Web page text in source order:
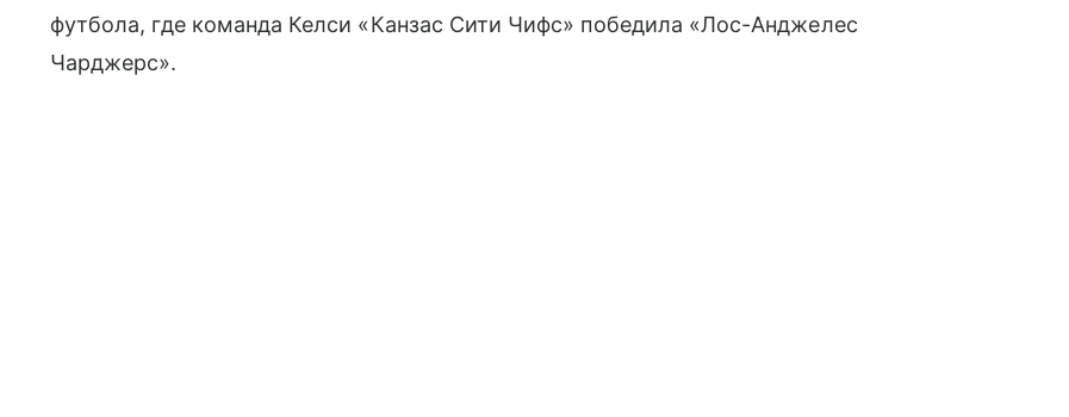
футбола, где команда Келси «Канзас Сити Чифс» победила «Лос-Анджелес
Чарджерс».